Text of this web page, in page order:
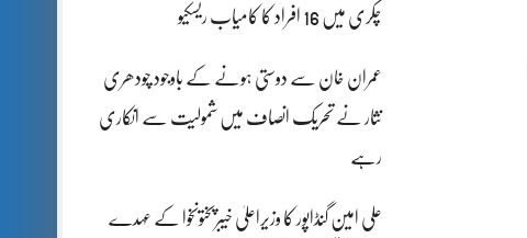
چکری میں 16 افراد کا کامیاب ریسکیو
عمران خان سے دوستی ہونے کے باوجود چودھری
نثار نے تحریک انصاف میں شمولیت سے انکاری
رہے
علی امین گنڈاپور کا وزیراعلیٰ خیبرپختونخوا کے عہدے